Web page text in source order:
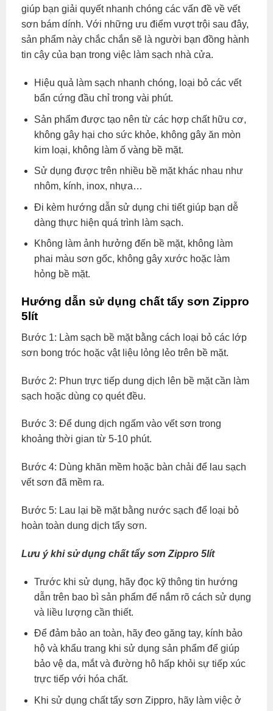
giúp bạn giải quyết nhanh chóng các vấn đề về vết
sơn bám dính. Với những ưu điểm vượt trội sau đây,
sản phẩm này chắc chắn sẽ là người bạn đồng hành
tin cậy của bạn trong việc làm sạch nhà cửa.
Hiệu quả làm sạch nhanh chóng, loại bỏ các vết
bẩn cứng đầu chỉ trong vài phút.
Sản phẩm được tạo nên từ các hợp chất hữu cơ,
không gây hại cho sức khỏe, không gây ăn mòn
kim loại, không làm ố vàng bề mặt.
Sử dụng được trên nhiều bề mặt khác nhau như
nhôm, kính, inox, nhựa…
Đi kèm hướng dẫn sử dụng chi tiết giúp bạn dễ
dàng thực hiện quá trình làm sạch.
Không làm ảnh hưởng đến bề mặt, không làm
phai màu sơn gốc, không gây xước hoặc làm
hỏng bề mặt.
Hướng dẫn sử dụng chất tẩy sơn Zippro
5lít
Bước 1: Làm sạch bề mặt bằng cách loại bỏ các lớp
sơn bong tróc hoặc vật liệu lỏng lẻo trên bề mặt.
Bước 2: Phun trực tiếp dung dịch lên bề mặt cần làm
sạch hoặc dùng cọ quét đều.
Bước 3: Để dung dịch ngấm vào vết sơn trong
khoảng thời gian từ 5-10 phút.
Bước 4: Dùng khăn mềm hoặc bàn chải để lau sạch
vết sơn đã mềm ra.
Bước 5: Lau lại bề mặt bằng nước sạch để loại bỏ
hoàn toàn dung dịch tẩy sơn.
Lưu ý khi sử dụng chất tẩy sơn Zippro 5lít
Trước khi sử dụng, hãy đọc kỹ thông tin hướng
dẫn trên bao bì sản phẩm để nắm rõ cách sử dụng
và liều lượng cần thiết.
Để đảm bảo an toàn, hãy đeo găng tay, kính bảo
hộ và khẩu trang khi sử dụng sản phẩm để giúp
bảo vệ da, mắt và đường hô hấp khỏi sự tiếp xúc
trực tiếp với hóa chất.
Khi sử dụng chất tẩy sơn Zippro, hãy làm việc ở